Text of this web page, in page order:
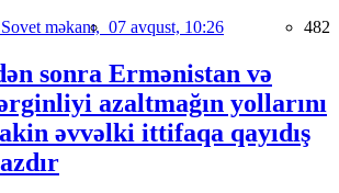
məkanı, 07 avqust, 10:26 482
sonra Ermənistan və
azaltmağın yollarını
əvvəlki ittifaqa qayıdış